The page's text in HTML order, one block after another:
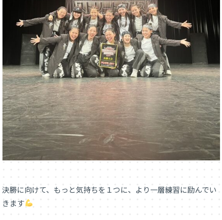
決勝に向けて、もっと気持ちを１つに、より一層練習に励んでい
きます